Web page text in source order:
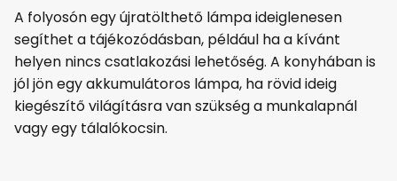
A folyosón egy újratölthető lámpa ideiglenesen
segíthet a tájékozódásban, például ha a kívánt
helyen nincs csatlakozási lehetőség. A konyhában is
jól jön egy akkumulátoros lámpa, ha rövid ideig
kiegészítő világításra van szükség a munkalapnál
vagy egy tálalókocsin.